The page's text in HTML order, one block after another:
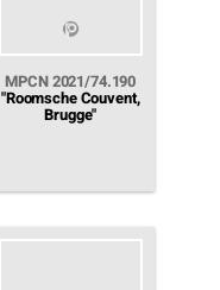
MPCN 2021/74.190
"Roomsche Couvent,
Brugge"